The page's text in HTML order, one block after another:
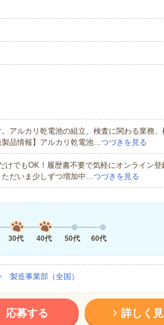
アルカリ乾電池の組立、検査に関わる業務
品情報】アルカリ乾電池…つづきを見る
けでもOK！履歴書不要で気軽にオンライン
だいま少しずつ増加中…つづきを見る
30代 40代 50代 60代
製造事業部（全国）
応募する 詳しく